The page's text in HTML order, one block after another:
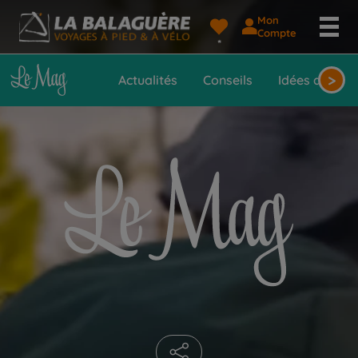
Le
Mag
Mon
Compte
Actualités Conseils Idées de>